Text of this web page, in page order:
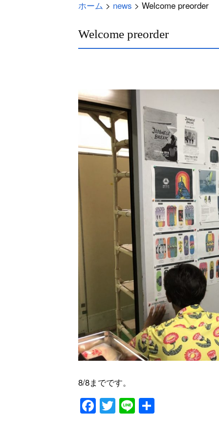
ホーム > news > Welcome preorder
Welcome preorder
8/8までです。
Facebook
Twitter
Line